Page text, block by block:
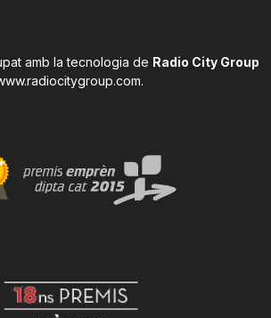
amb la tecnologia de Radio City Group
.